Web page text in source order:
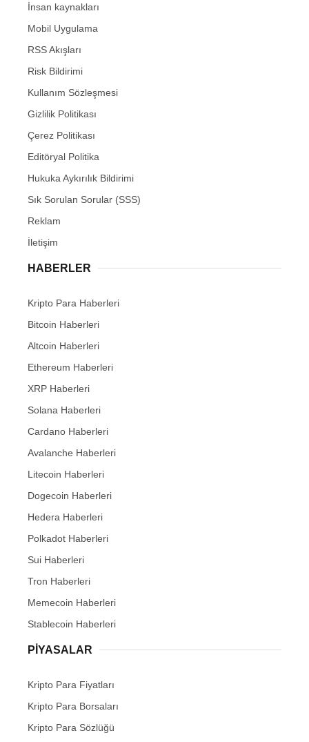
İnsan kaynakları
Mobil Uygulama
RSS Akışları
Risk Bildirimi
Kullanım Sözleşmesi
Gizlilik Politikası
Çerez Politikası
Editöryal Politika
Hukuka Aykırılık Bildirimi
Sık Sorulan Sorular (SSS)
Reklam
İletişim
HABERLER
Kripto Para Haberleri
Bitcoin Haberleri
Altcoin Haberleri
Ethereum Haberleri
XRP Haberleri
Solana Haberleri
Cardano Haberleri
Avalanche Haberleri
Litecoin Haberleri
Dogecoin Haberleri
Hedera Haberleri
Polkadot Haberleri
Sui Haberleri
Tron Haberleri
Memecoin Haberleri
Stablecoin Haberleri
PIYASALAR
Kripto Para Fiyatları
Kripto Para Borsaları
Kripto Para Sözlüğü